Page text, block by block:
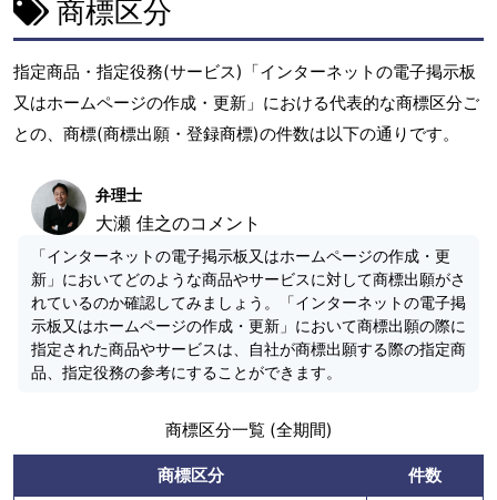
商標区分
指定商品・指定役務(サービス)「インターネットの電子掲示板
又はホームページの作成・更新」における代表的な商標区分ご
との、商標(商標出願・登録商標)の件数は以下の通りです。
弁理士
大瀬 佳之のコメント
「インターネットの電子掲示板又はホームページの作成・更
新」においてどのような商品やサービスに対して商標出願がさ
れているのか確認してみましょう。「インターネットの電子掲
示板又はホームページの作成・更新」において商標出願の際に
指定された商品やサービスは、自社が商標出願する際の指定商
品、指定役務の参考にすることができます。
商標区分一覧 (全期間)
商標区分
件数